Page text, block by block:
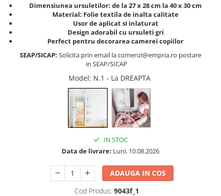
Ochelari de soare
Palarii protectie UV
Accesorii plaja
Puericultura mare
Tarcuri copii / bebelusi
Igiena si ingrijire bebelusi
Perne si saltele bebelusi
Diversificare bebelusi
Dimensiunea ursuletilor: de la 27 x 28 cm la 40 x 30 cm
Material: Folie textila de inalta calitate
Usor de aplicat si inlaturat
Design adorabil cu ursuleti gri
Perfect pentru decorarea camerei copiilor
SEAP/SICAP: Solicita prin email la comenzi@empria.ro postare
in SEAP/SICAP
Model: N.1 - La DREAPTA
IN STOC
Data de livrare: Luni, 10.08.2026
ADAUGA IN COS
Cod Produs: 9043f_1